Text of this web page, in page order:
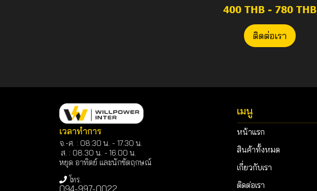
400 THB- 780 THB
ติดต่อเรา
เวลาทำการ
จ.-ศ. : 08:30 น. - 17.30 น.
ส. : 08.30 น. - 16.00 น.
หยุด อาทิตย์ และนักขัตฤกษณ์
โทร.
094-997-0022
เมนู
หน้าแรก
สินค้าทั้งหมด
เกี่ยวกับเรา
ติดต่อเรา